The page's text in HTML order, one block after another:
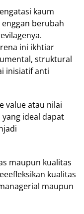
kaum
berubah
ini ikhtiar
struktural
inisiatif anti
value atau nilai
ideal dapat
maupun kualitas
kualitas
maupun